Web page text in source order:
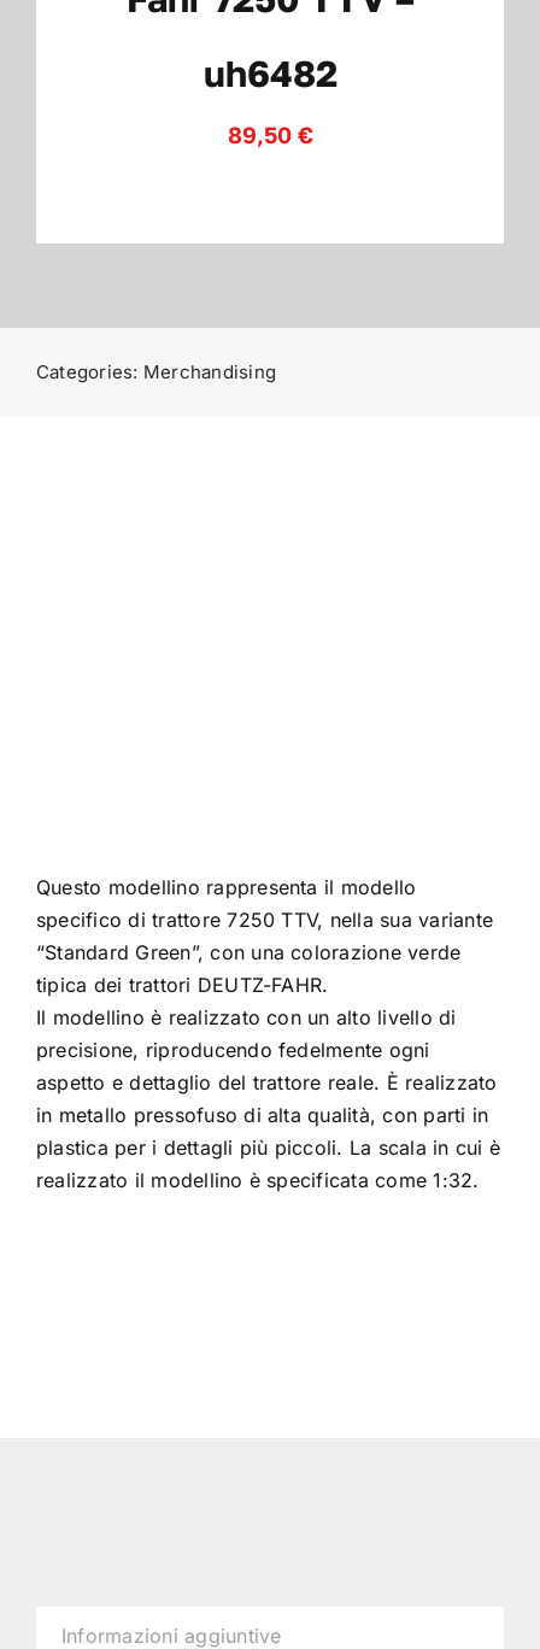
Contatti
uh6482
89,50 €
Categories: Merchandising
Questo modellino rappresenta il modello
specifico di trattore 7250 TTV, nella sua variante
“Standard Green”, con una colorazione verde
tipica dei trattori DEUTZ-FAHR.
Il modellino è realizzato con un alto livello di
precisione, riproducendo fedelmente ogni
aspetto e dettaglio del trattore reale. È realizzato
in metallo pressofuso di alta qualità, con parti in
plastica per i dettagli più piccoli. La scala in cui è
realizzato il modellino è specificata come 1:32.
Informazioni aggiuntive